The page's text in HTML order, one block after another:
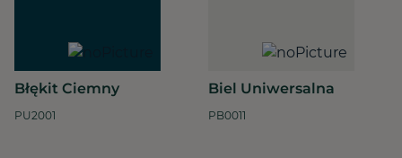
Błękit Ciemny
PU2001
Biel Uniwersalna
PB0011